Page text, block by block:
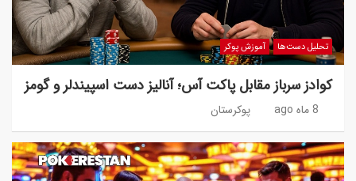
تحلیل دست‌ها آموزش پوکر
کوادز سرباز مقابل پاکت آس؛ آنالیز دست اسپیندلر و گومز
8 ماه ago پوکرستان